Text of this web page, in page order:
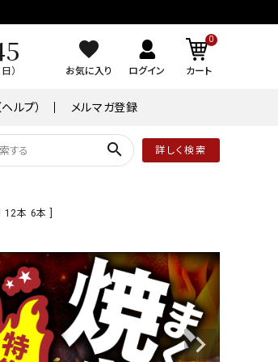
） お気に入り ログイン
0
カート
ルプ） メルマガ登録
常温商品
ケーキ
ワイン
業務用
8,001～￥10,000
search 詳しく検索
12本 6本 ]